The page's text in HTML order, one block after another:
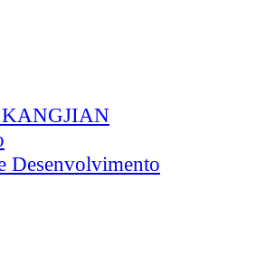
Desenvolvimento